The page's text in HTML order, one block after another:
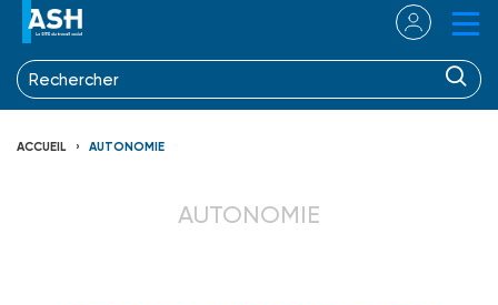
ACCUEIL AUTONOMIE
AUTONOMIE